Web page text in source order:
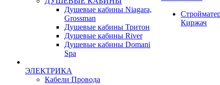
Душевые кабины Niagara,
Grossman
Душевые кабины Тритон
Душевые кабины River
Душевые кабины Domani
Spa
ЭЛЕКТРИКА
Кабели Провода
Киржач